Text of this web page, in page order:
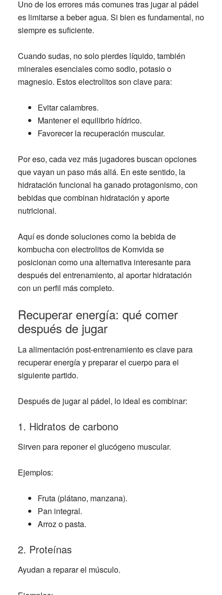
Uno de los errores más comunes tras jugar al pádel
es limitarse a beber agua. Si bien es fundamental, no
siempre es suficiente.
Cuando sudas, no solo pierdes líquido, también
minerales esenciales como sodio, potasio o
magnesio. Estos electrolitos son clave para:
Evitar calambres.
Mantener el equilibrio hídrico.
Favorecer la recuperación muscular.
Por eso, cada vez más jugadores buscan opciones
que vayan un paso más allá. En este sentido, la
hidratación funcional ha ganado protagonismo, con
bebidas que combinan hidratación y aporte
nutricional.
Aquí es donde soluciones como la bebida de
kombucha con electrolitos de Komvida se
posicionan como una alternativa interesante para
después del entrenamiento, al aportar hidratación
con un perfil más completo.
Recuperar energía: qué comer
después de jugar
La alimentación post-entrenamiento es clave para
recuperar energía y preparar el cuerpo para el
siguiente partido.
Después de jugar al pádel, lo ideal es combinar:
1. Hidratos de carbono
Sirven para reponer el glucógeno muscular.
Ejemplos:
Fruta (plátano, manzana).
Pan integral.
Arroz o pasta.
2. Proteínas
Ayudan a reparar el músculo.